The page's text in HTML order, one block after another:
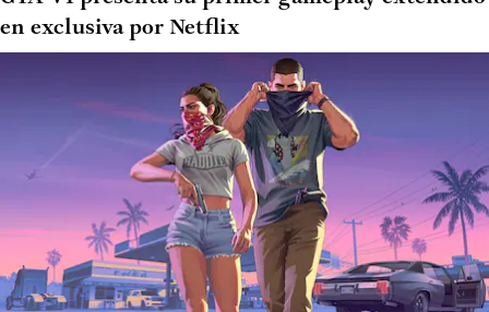
en exclusiva por Netflix